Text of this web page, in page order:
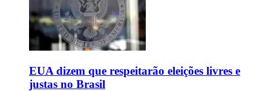
EUA dizem que respeitarão eleições livres e
justas no Brasil